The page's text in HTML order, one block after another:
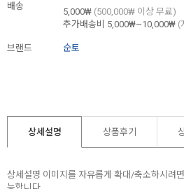
배송
5,000₩ (500,000₩ 이상 무료)
추가배송비
5,000₩~10,000₩ (
브랜드 순토
상세설명 상품후기
상세설명 이미지를 자유롭게 확대/축소하시려면